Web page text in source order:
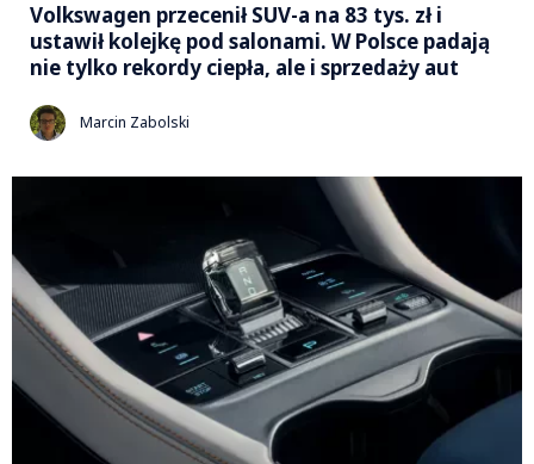
Volkswagen przecenił SUV-a na 83 tys. zł i
ustawił kolejkę pod salonami. W Polsce padają
nie tylko rekordy ciepła, ale i sprzedaży aut
Marcin Zabolski